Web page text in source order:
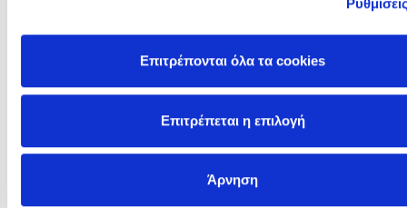
Επιτρέπονται όλα τα cookies
Επιτρέπεται η επιλογή
Άρνηση
Allain Glykos Altea Villa